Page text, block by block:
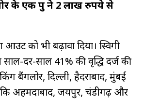
के एक ग्रुप ने 2 लाख रुपये से
को भी बढ़ावा दिया। स्विगी
दर-साल 41% की वृद्धि दर्ज की
बैंगलोर, दिल्ली, हैदराबाद, मुंबई
अहमदाबाद, जयपुर, चंडीगढ़ और